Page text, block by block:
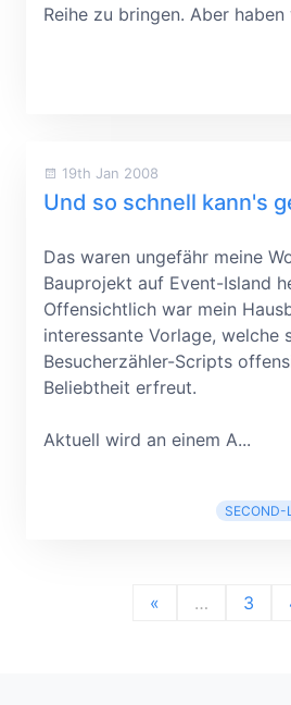
Reihe zu bringen. Aber haben
19th Jan 2008
Und so schnell kann's
Das waren ungefähr meine
Bauprojekt auf Event-Island
Offensichtlich war mein
interessante Vorlage, welche
Besucherzähler-Scripts
Beliebtheit erfreut.
Aktuell wird an einem A...
SECOND-
« … 3